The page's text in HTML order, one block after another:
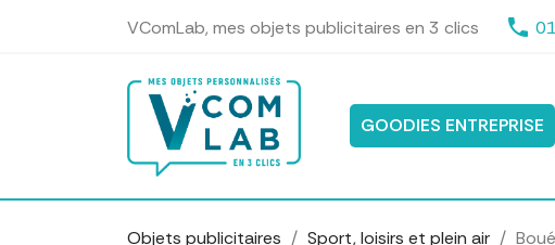
VComLab, mes objets publicitaires en 3 clics phone
GOODIES ENTREPRISE
Objets publicitaires Sport, loisirs et plein air